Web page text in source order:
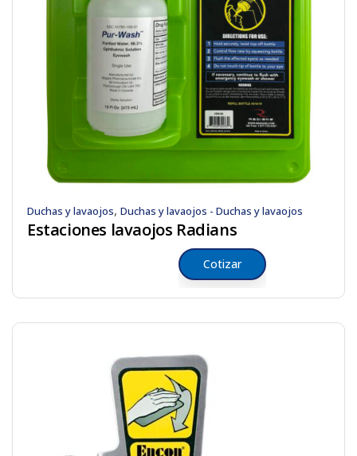
Duchas y lavaojos, Duchas y lavaojos - Duchas y lavaojos
Estaciones lavaojos Radians
Cotizar